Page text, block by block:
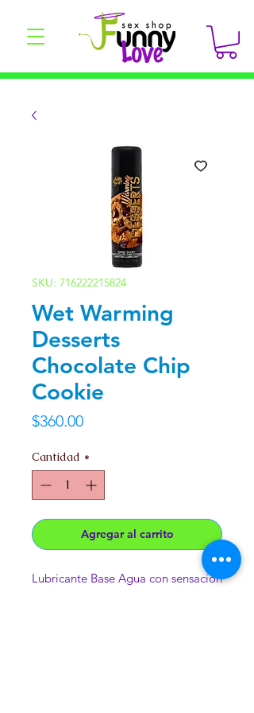
SKU: 716222215824
Wet Warming
Desserts
Chocolate Chip
Cookie
$360.00Precio
Cantidad *
Agregar al carrito
Lubricante Base Agua con sensacion